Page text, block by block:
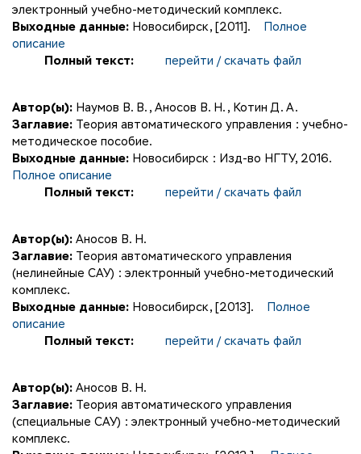
электронный учебно-методический комплекс.
Выходные данные: Новосибирск, [2011].
Полное
описание
Полный текст:
перейти / скачать файл
Автор(ы): Наумов В. В. , Аносов В. Н. , Котин Д. А.
Заглавие: Теория автоматического управления : учебно-
методическое пособие.
Выходные данные: Новосибирск : Изд-во НГТУ, 2016.
Полное описание
Полный текст:
перейти / скачать файл
Автор(ы): Аносов В. Н.
Заглавие: Теория автоматического управления
(нелинейные САУ) : электронный учебно-методический
комплекс.
Выходные данные: Новосибирск, [2013].
Полное
описание
Полный текст:
перейти / скачать файл
Автор(ы): Аносов В. Н.
Заглавие: Теория автоматического управления
(специальные САУ) : электронный учебно-методический
комплекс.